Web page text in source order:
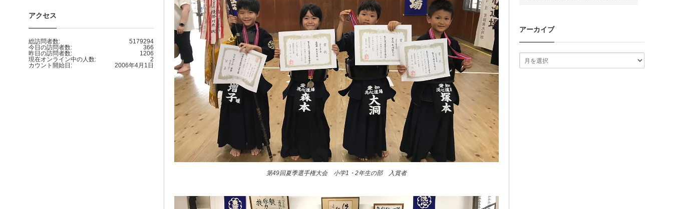
第49回夏季選手権大会 小学1・2年生の部 入賞者
アクセス
5179294
総訪問者数:
366
今日の訪問者数:
1206
昨日の訪問者数:
2
現在オンライン中の人数:
2006年4月1日
カウント開始日:
アーカイブ